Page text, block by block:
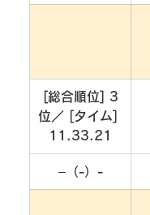
[総合順位] 3
位／ [タイム]
11.33.21
–（-）-